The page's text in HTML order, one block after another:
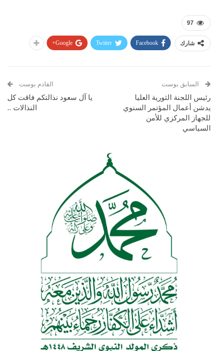
97
شارك Facebook
Twitter
Google+
السابق بوست
رئيس اللجنة الثورية العليا
يدشن أعمال المؤتمر السنوي
للجهاز المركزي للأمن
السياسي
القادم بوست
يا آل سعود نذالتكم فاقت كل
النذالات ..